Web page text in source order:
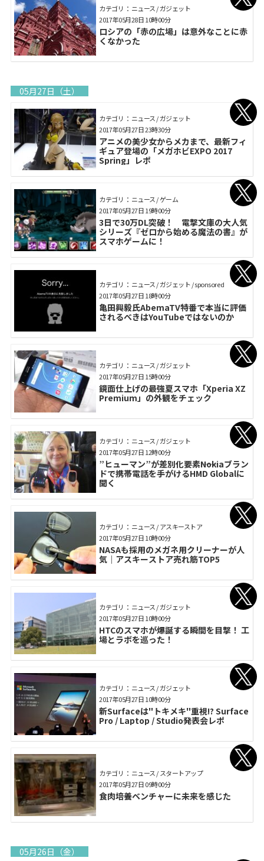
カテゴリ： ニュース / ガジェット
ロシアの「赤の広場」は意外なことに赤
くなかった
2017年05月28日 10時00分
05月27日（土）
カテゴリ： ニュース / ガジェット
アニメの美少女からメカまで、最新フィ
ギュア登場の「メガホビEXPO 2017
Spring」レポ
2017年05月27日 23時30分
カテゴリ： ニュース / ゲーム
3日で30万DL突破！ 電撃文庫の大人気
シリーズ『ゼロから始める魔法の書』が
スマホゲームに！
2017年05月27日 19時00分
カテゴリ： ニュース / ガジェット / sponsored
亀田興毅氏AbemaTV特番で本当に評価
されるべきはYouTubeではないのか
2017年05月27日 18時00分
カテゴリ： ニュース / ガジェット
鏡面仕上げの最強夏スマホ「Xperia XZ
Premium」の外観をチェック
2017年05月27日 15時00分
カテゴリ： ニュース / ガジェット
”ヒューマン”が差別化要素――Nokiaブラン
ドで携帯電話を手がけるHMD Globalに
聞く
2017年05月27日 12時00分
カテゴリ： ニュース / アスキーストア
NASAも採用のメガネ用クリーナーが人
気｜アスキーストア売れ筋TOP5
2017年05月27日 10時00分
カテゴリ： ニュース / ガジェット
HTCのスマホが爆誕する瞬間を目撃！ 工
場とラボを巡った！
2017年05月27日 10時00分
カテゴリ： ニュース / ガジェット
新Surfaceは"トキメキ"重視!? Surface
Pro / Laptop / Studio発表会レポ
2017年05月27日 10時00分
カテゴリ： ニュース / スタートアップ
食肉培養ベンチャーに未来を感じた
2017年05月27日 09時00分
05月26日（金）